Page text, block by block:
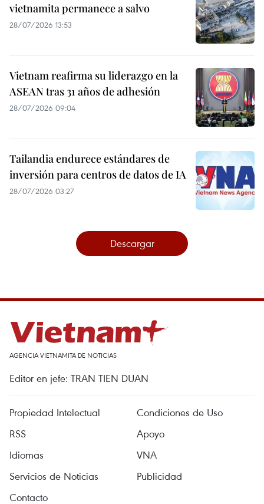
vietnamita permanece a salvo
28/07/2026 13:53
Vietnam reafirma su liderazgo en la
ASEAN tras 31 años de adhesión
28/07/2026 09:04
Tailandia endurece estándares de
inversión para centros de datos de IA
28/07/2026 03:27
Descargar
AGENCIA VIETNAMITA DE NOTICIAS
Editor en jefe: TRAN TIEN DUAN
Propiedad Intelectual
Condiciones de Uso
RSS
Apoyo
Idiomas
VNA
Servicios de Noticias
Publicidad
Contacto